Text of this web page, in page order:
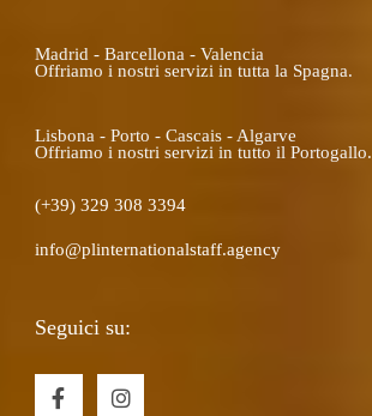
Madrid - Barcellona - Valencia
Offriamo i nostri servizi in tutta la Spagna.
Lisbona - Porto - Cascais - Algarve
Offriamo i nostri servizi in tutto il Portogallo.
(+39) 329 308 3394
info@plinternationalstaff.agency
Seguici su:
F
a
I
n